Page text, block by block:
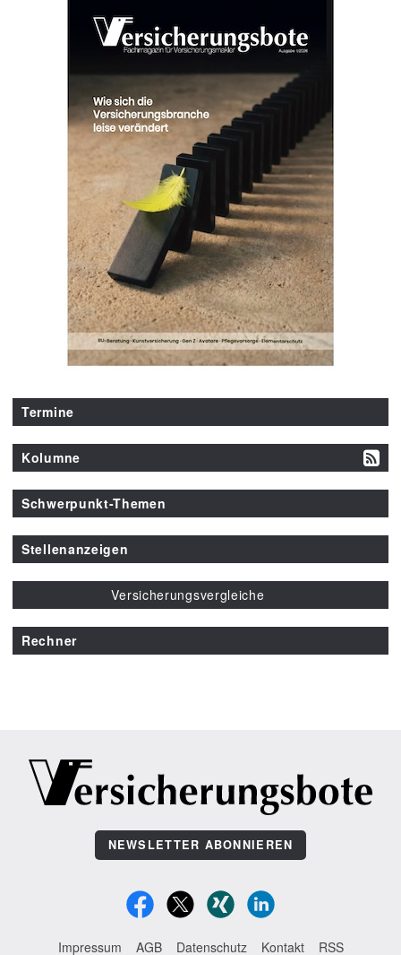
Termine
Kolumne
Schwerpunkt-Themen
Stellenanzeigen
Versicherungsvergleiche
Rechner
NEWSLETTER ABONNIEREN
Impressum AGB Datenschutz Kontakt RSS